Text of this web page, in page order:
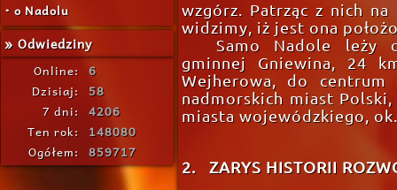
• o Nadolu
» Odwiedziny
Online: 6
Dzisiaj:
58
7 dni: 4206
Ten rok:
148080
Ogółem: 859717
wzgórz. Patrząc z nich
widzimy, iż jest ona
Samo Nadole leży
gminnej Gniewina, 24
Wejherowa, do centrum
nadmorskich miast
miasta wojewódzkiego,
2. ZARYS HISTORII